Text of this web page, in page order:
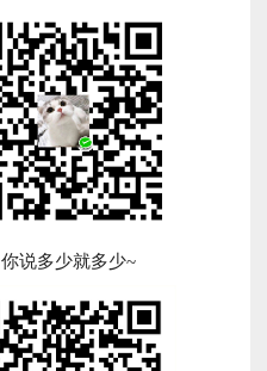
你说多少就多少~